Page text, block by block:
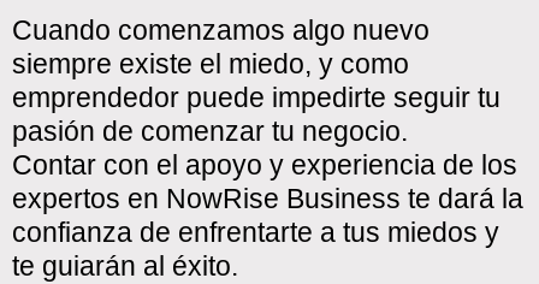
Cuando comenzamos algo nuevo
siempre existe el miedo, y como
emprendedor puede impedirte seguir tu
pasión de comenzar tu negocio.
Contar con el apoyo y experiencia de los
expertos en NowRise Business te dará la
confianza de enfrentarte a tus miedos y
te guiarán al éxito.